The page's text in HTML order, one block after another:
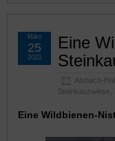
Eine
Alsbach-
Steinkauzwiese
März
25
2023
Eine Wildbienen-